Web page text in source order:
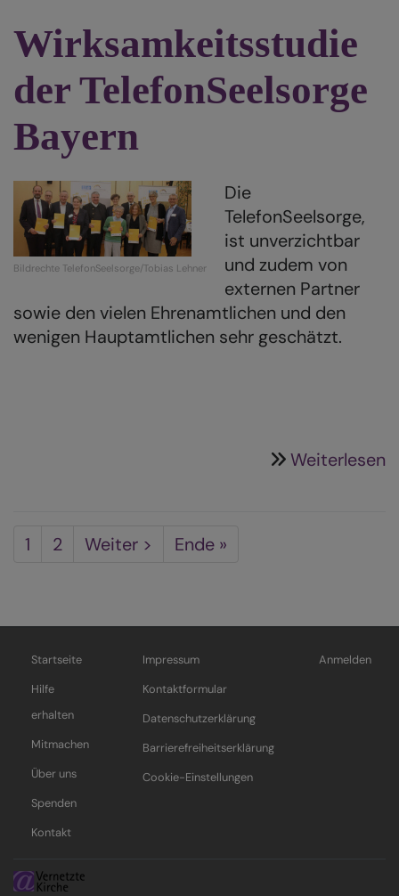
Wirksamkeitsstudie
der TelefonSeelsorge
Bayern
Bildrechte TelefonSeelsorge/Tobias Lehner
Die
TelefonSeelsorge,
ist unverzichtbar
und zudem von
externen Partner
sowie den vielen Ehrenamtlichen und den
wenigen Hauptamtlichen sehr geschätzt.
Weiterlesen
Seitennummerierung
Aktuelle
1 Seite
2
Nächste
Weiter >
Last
Ende »
Hauptnavigation
Startseite
Hilfe
erhalten
Mitmachen
Über uns
Spenden
Kontakt
Fußbereichsmenü
Impressum
Kontaktformular
Datenschutzerklärung
Barrierefreiheitserklärung
Cookie-Einstellungen
Benutzermenü
Anmelden